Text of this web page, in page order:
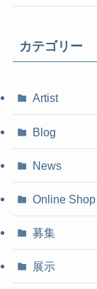
カテゴリー
Artist
Blog
News
Online Shop
募集
展示